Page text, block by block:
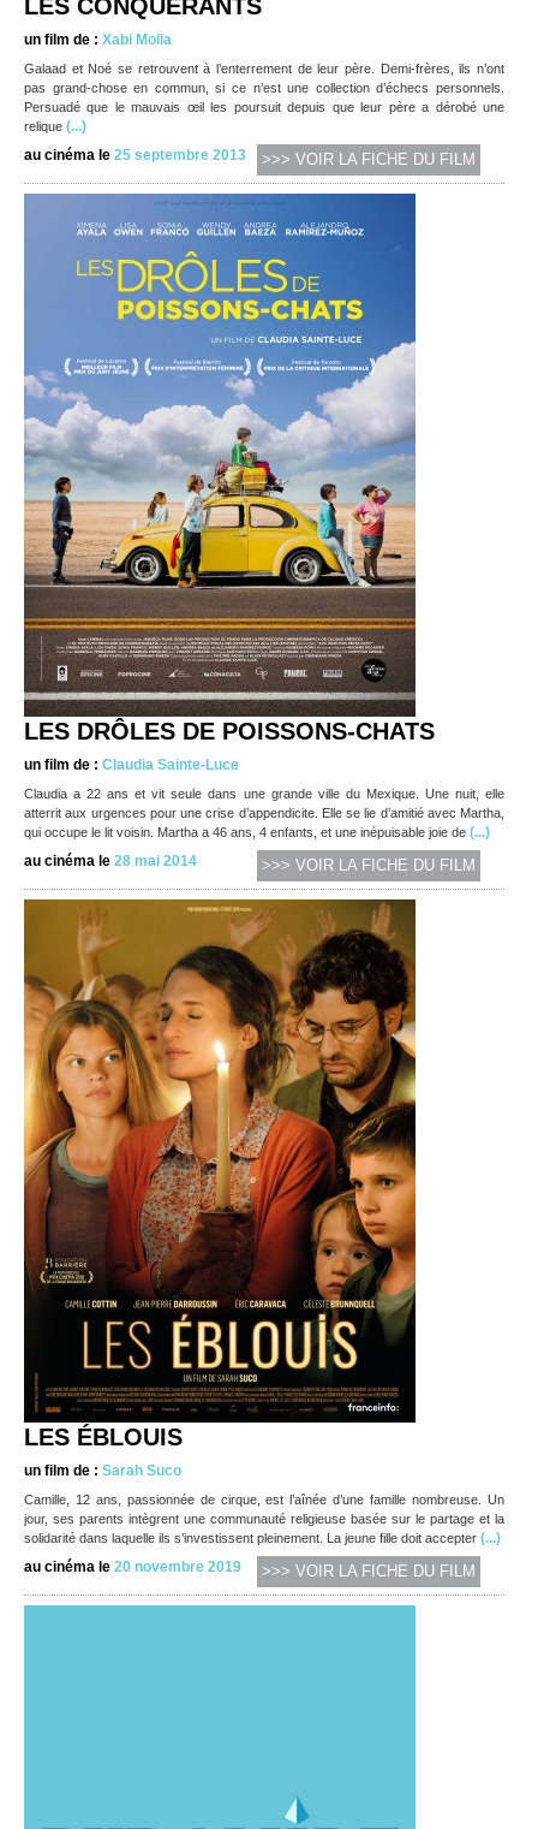
LES CONQUÉRANTS
un film de : Xabi Molia
Galaad et Noé se retrouvent à l’enterrement de leur père. Demi-frères, ils n’ont
pas grand-chose en commun, si ce n’est une collection d’échecs personnels.
Persuadé que le mauvais œil les poursuit depuis que leur père a dérobé une
relique (...)
au cinéma le 25 septembre 2013 >>> VOIR LA FICHE DU FILM
LES DRÔLES DE POISSONS-CHATS
un film de : Claudia Sainte-Luce
Claudia a 22 ans et vit seule dans une grande ville du Mexique. Une nuit, elle
atterrit aux urgences pour une crise d’appendicite. Elle se lie d’amitié avec Martha,
qui occupe le lit voisin. Martha a 46 ans, 4 enfants, et une inépuisable joie de (...)
au cinéma le 28 mai 2014 >>> VOIR LA FICHE DU FILM
LES ÉBLOUIS
un film de : Sarah Suco
Camille, 12 ans, passionnée de cirque, est l’aînée d’une famille nombreuse. Un
jour, ses parents intègrent une communauté religieuse basée sur le partage et la
solidarité dans laquelle ils s’investissent pleinement. La jeune fille doit accepter (...)
au cinéma le 20 novembre 2019 >>> VOIR LA FICHE DU FILM